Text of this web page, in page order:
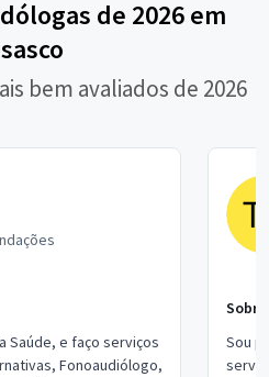
de 2026 em
bem avaliados de 2026
Saúde, e faço serviços
Fonoaudiólogo,
Sou